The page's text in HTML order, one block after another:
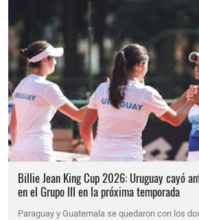
Billie Jean King Cup 2026: Uruguay cayó
en el Grupo III en la próxima temporada
Paraguay y Guatemala se quedaron con los